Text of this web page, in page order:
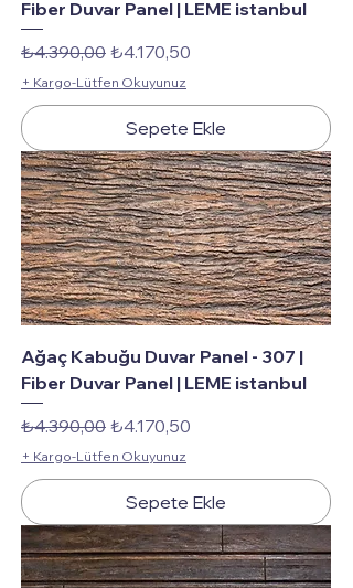
Fiber Duvar Panel | LEME istanbul
Normal Fiyat
₺4.390,00 İndirimli Fiyat
₺4.170,50
+ Kargo-Lütfen Okuyunuz
Sepete Ekle
Ağaç Kabuğu Duvar Panel - 307 |
Fiber Duvar Panel | LEME istanbul
Normal Fiyat
₺4.390,00 İndirimli Fiyat
₺4.170,50
+ Kargo-Lütfen Okuyunuz
Sepete Ekle